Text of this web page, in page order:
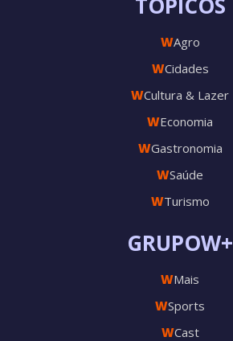
GRUPOW+
WMais
WSports
WCast
WAgro
WCidades
WCultura & Lazer
WEconomia
WGastronomia
WSaúde
WTurismo